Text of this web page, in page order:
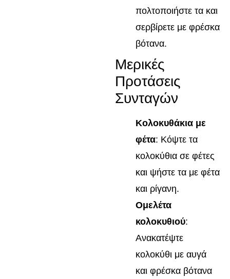
πολτοποιήστε τα και
σερβίρετε με φρέσκα
βότανα.
Μερικές
Προτάσεις
Συνταγών
Κολοκυθάκια με
φέτα: Κόψτε τα
κολοκύθια σε φέτες
και ψήστε τα με φέτα
και ρίγανη.
Ομελέτα
κολοκυθιού:
Ανακατέψτε
κολοκύθι με αυγά
και φρέσκα βότανα